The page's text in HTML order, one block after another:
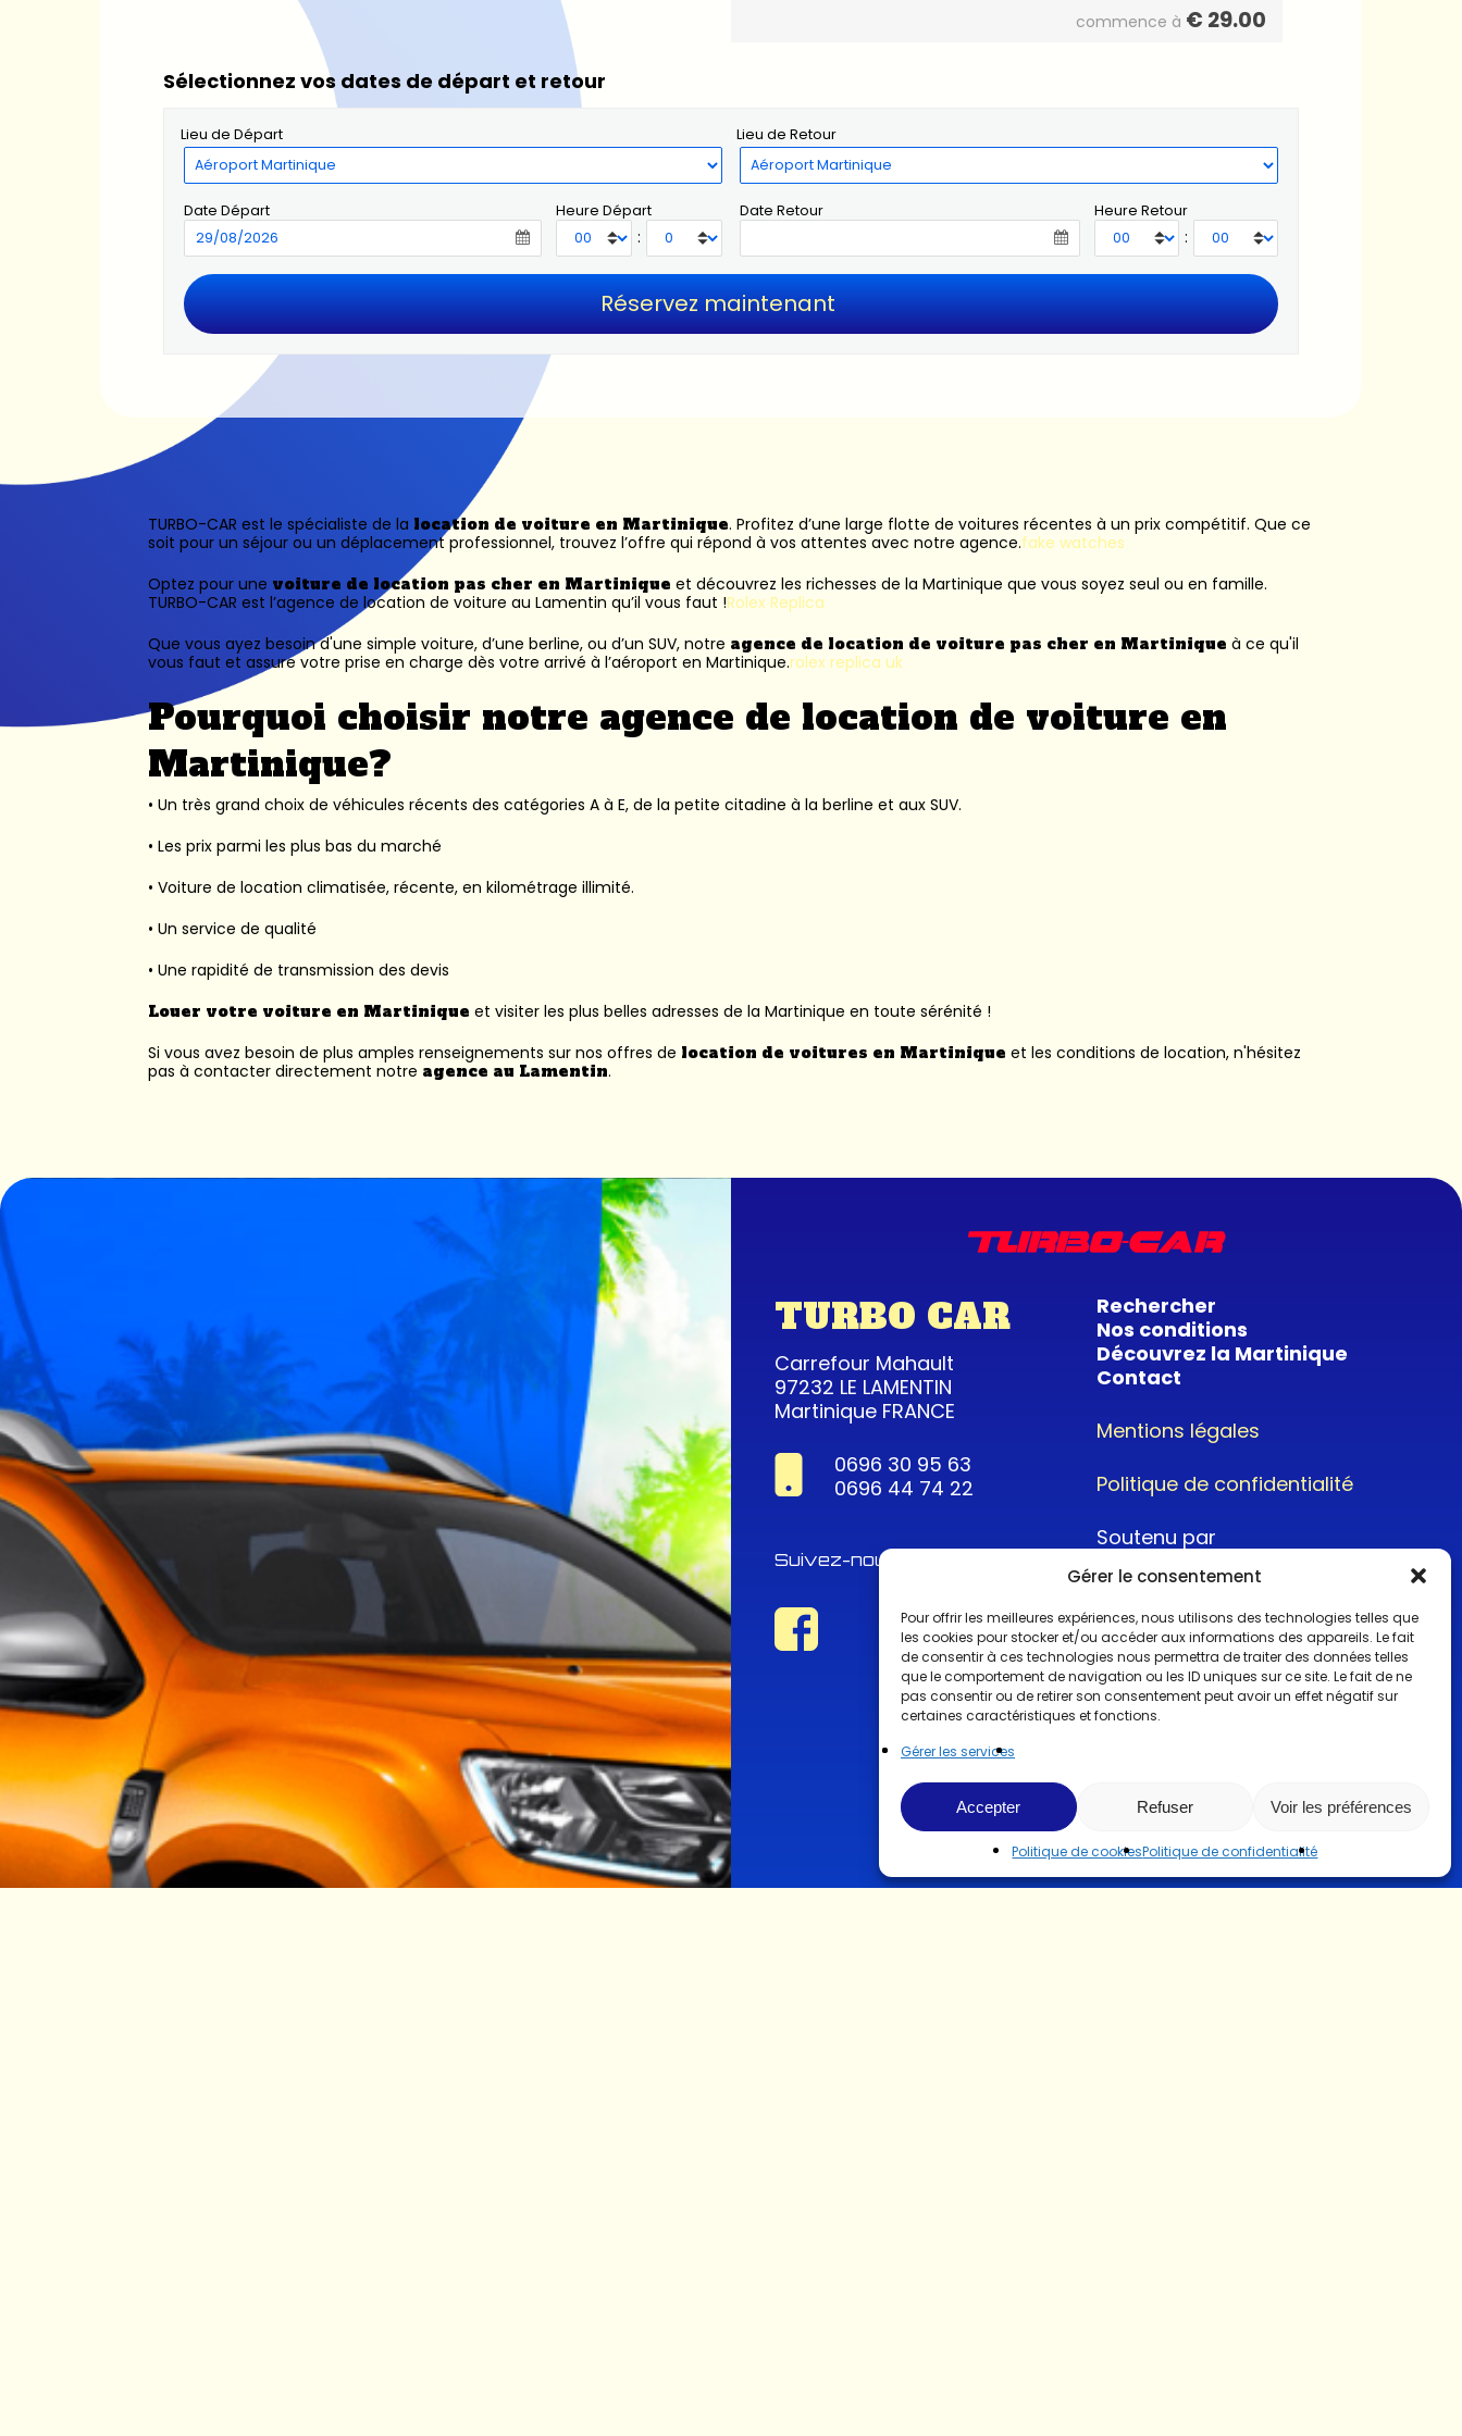
Gérer le consentement
Pour offrir les meilleures expériences, nous utilisons des technologies telles que
les cookies pour stocker et/ou accéder aux informations des appareils. Le fait
de consentir à ces technologies nous permettra de traiter des données telles
que le comportement de navigation ou les ID uniques sur ce site. Le fait de ne
pas consentir ou de retirer son consentement peut avoir un effet négatif sur
certaines caractéristiques et fonctions.
Gérer les services
Accepter Refuser Voir les préférences
Politique de cookiesPolitique de confidentialité
commence à € 29.00
Sélectionnez vos dates de départ et retour
Lieu de Départ Lieu de Retour
Date Départ Heure Départ
:
Date Retour Heure Retour
:
TURBO-CAR est le spécialiste de la location de voiture en Martinique. Profitez d’une large flotte de voitures récentes à un prix compétitif. Que ce
soit pour un séjour ou un déplacement professionnel, trouvez l’offre qui répond à vos attentes avec notre agence.fake watches
Optez pour une voiture de location pas cher en Martinique et découvrez les richesses de la Martinique que vous soyez seul ou en famille.
TURBO-CAR est l’agence de location de voiture au Lamentin qu’il vous faut !Rolex Replica
Que vous ayez besoin d'une simple voiture, d’une berline, ou d’un SUV, notre agence de location de voiture pas cher en Martinique à ce qu'il
vous faut et assure votre prise en charge dès votre arrivé à l’aéroport en Martinique.rolex replica uk
Pourquoi choisir notre agence de location de voiture en
Martinique?
• Un très grand choix de véhicules récents des catégories A à E, de la petite citadine à la berline et aux SUV.
• Les prix parmi les plus bas du marché
• Voiture de location climatisée, récente, en kilométrage illimité.
• Un service de qualité
• Une rapidité de transmission des devis
Louer votre voiture en Martinique et visiter les plus belles adresses de la Martinique en toute sérénité !
Si vous avez besoin de plus amples renseignements sur nos offres de location de voitures en Martinique et les conditions de location, n'hésitez
pas à contacter directement notre agence au Lamentin.
TURBO CAR
Carrefour Mahault
97232 LE LAMENTIN
Martinique FRANCE
0696 30 95 63
0696 44 74 22
Suivez-nous !
Rechercher
Nos conditions
Découvrez la Martinique
Contact
Mentions légales
Politique de confidentialité
Soutenu par
@2022CopyrightTurboCar